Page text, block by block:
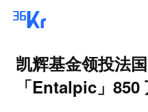
凯辉基金领投法
「Entalpic」